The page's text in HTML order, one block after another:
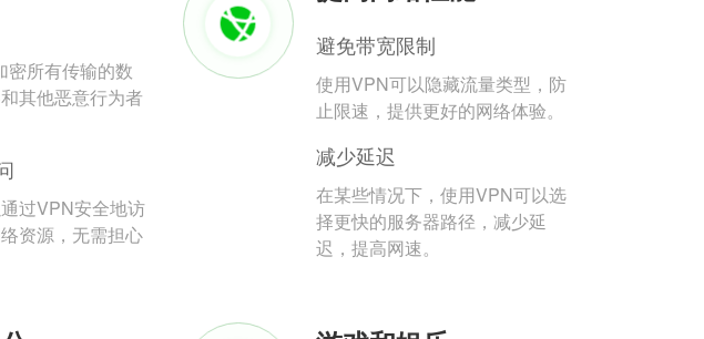
密所有传输的数
其他恶意行为者
过VPN安全地访
资源，无需担心
避免带宽限制
使用VPN可以隐藏流量类型，防
止限速，提供更好的网络体验。
减少延迟
在某些情况下，使用VPN可以选
择更快的服务器路径，减少延
迟，提高网速。